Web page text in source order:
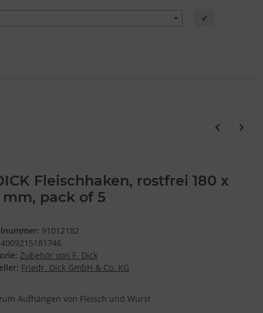
✔
Fleischhaken, rostfrei 180 x
mm, pack of 5
91012182
4009215181746
Zubehör von F. Dick
Friedr. Dick GmbH & Co. KG
Aufhängen von Fleisch und Wurst